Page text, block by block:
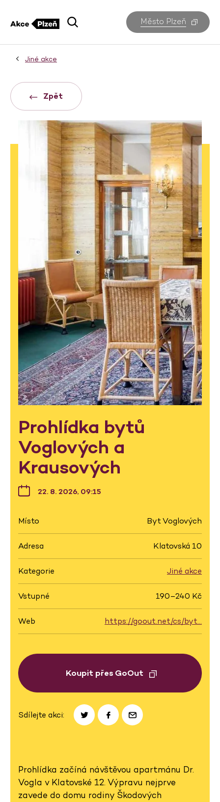
Město Plzeň
Jiné akce
Zpět
Prohlídka bytů
Voglových a
Krausových
22. 8. 2026, 09:15
Místo Byt Voglových
Adresa Klatovská 10
Kategorie Jiné akce
Vstupné 190–240 Kč
Web https://goout.net/cs/byt…
Koupit přes GoOut
Sdílejte akci:
Prohlídka začíná návštěvou apartmánu Dr.
Vogla v Klatovské 12. Výpravu nejprve
zavede do domu rodiny Škodových